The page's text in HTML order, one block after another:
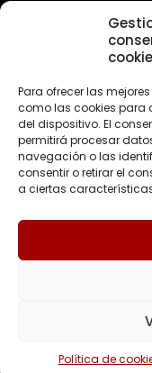
Para ofrecer las
como las cookies
del dispositivo. El
permitirá procesar
navegación o las
consentir o retirar el
a ciertas
Política de
Te
Copyright ©